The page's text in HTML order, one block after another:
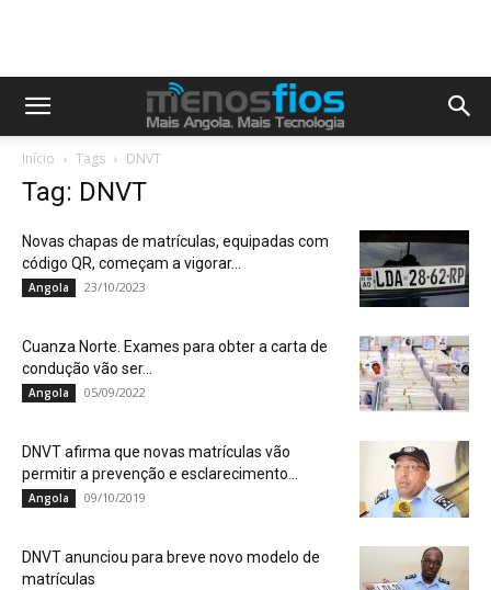
Início Tags DNVT
Tag: DNVT
Novas chapas de matrículas, equipadas com
código QR, começam a vigorar...
Angola 23/10/2023
Cuanza Norte. Exames para obter a carta de
condução vão ser...
Angola 05/09/2022
DNVT afirma que novas matrículas vão
permitir a prevenção e esclarecimento...
Angola 09/10/2019
DNVT anunciou para breve novo modelo de
matrículas